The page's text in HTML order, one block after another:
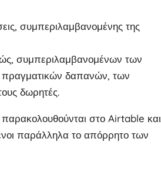
συμπεριλαμβανομένης της
συμπεριλαμβανομένων των
πραγματικών δαπανών, των
δωρητές.
στο Airtable και
παράλληλα το απόρρητο των